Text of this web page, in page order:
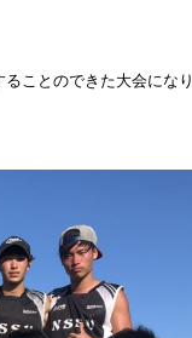
ことのできた大会になり